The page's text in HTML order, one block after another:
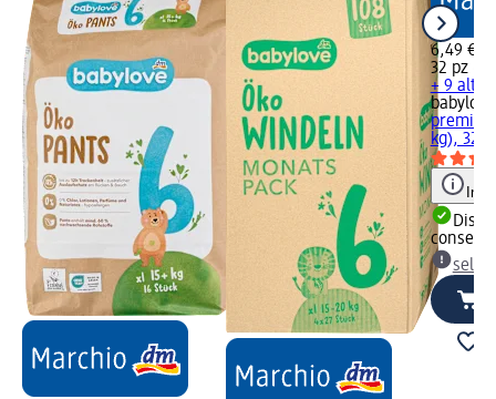
6,49 €
32 pz
+ 9
babylove
kg), 32